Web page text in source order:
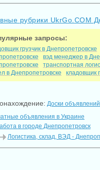
рубрики UkrGo.COM
запросы:
грузчик в Днепропетровске
вэд менеджер в
транспортная
в Днепропетровске
кладовщик
Доски
объявления в Украине
в городе Днепропетровск
Логистика, склад, ВЭД -